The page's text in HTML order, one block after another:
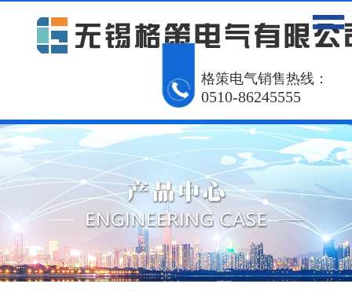
格策电气销售热线：
0510-86245555
产品中心
解决方案
资讯动态
关于我们
联系我们
English